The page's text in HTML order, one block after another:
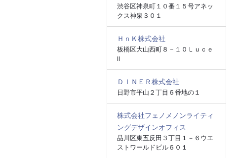
渋谷区神泉町１０番１５号アネッ
クス神泉３０１
ＨｎＫ株式会社
板橋区大山西町８－１０Ｌｕｃｅ
Ⅱ
ＤＩＮＥＲ株式会社
日野市平山２丁目６番地の１
株式会社フェノメノンライティ
ングデザインオフィス
品川区東五反田３丁目１－６ウエ
ストワールドビル６０１